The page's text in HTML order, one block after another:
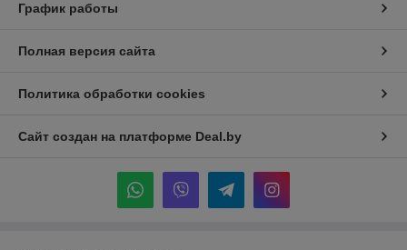
График работы
Полная версия сайта
Политика обработки cookies
Сайт создан на платформе Deal.by